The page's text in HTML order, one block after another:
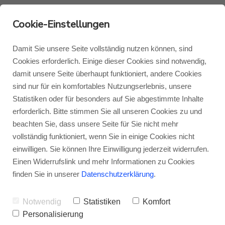
Monitor Audio
Monitor Audio Custom Install
Roksan
Blok
Blog Monitor Audio
Blog Roksan
Blog Blok
Fachhändlerübersicht
Monitor Audio Anthra
1G
Das Internet gibt mithilfe von Tests,
Cookie-Einstellungen
Damit Sie unsere Seite vollständig nutzen können, sind
Cookies erforderlich. Einige dieser Cookies sind notwendig,
damit unsere Seite überhaupt funktioniert, andere Cookies
sind nur für ein komfortables Nutzungserlebnis, unsere
Statistiken oder für besonders auf Sie abgestimmte Inhalte
erforderlich. Bitte stimmen Sie all unseren Cookies zu und
beachten Sie, dass unsere Seite für Sie nicht mehr
vollständig funktioniert, wenn Sie in einige Cookies nicht
einwilligen. Sie können Ihre Einwilligung jederzeit widerrufen.
Einen Widerrufslink und mehr Informationen zu Cookies
finden Sie in unserer Datenschutzerklärung.
Notwendig Statistiken
Komfort
Personalisierung